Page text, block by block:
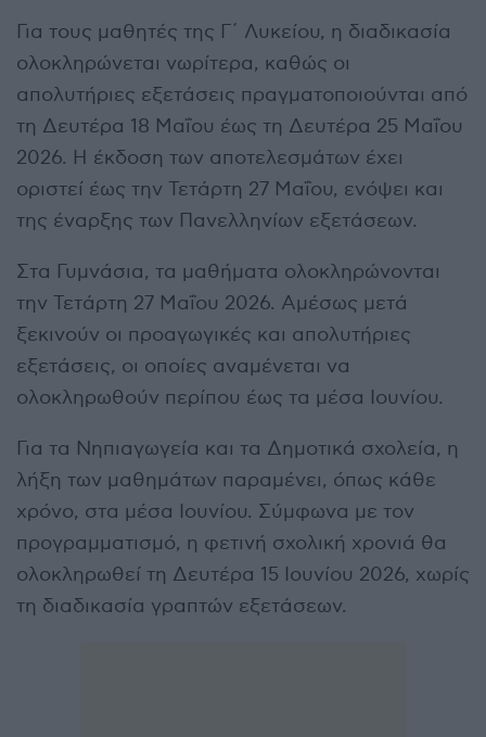
Για τους μαθητές της Γ΄ Λυκείου, η διαδικασία
ολοκληρώνεται νωρίτερα, καθώς οι
απολυτήριες εξετάσεις πραγματοποιούνται από
τη Δευτέρα 18 Μαΐου έως τη Δευτέρα 25 Μαΐου
2026. Η έκδοση των αποτελεσμάτων έχει
οριστεί έως την Τετάρτη 27 Μαΐου, ενόψει και
της έναρξης των Πανελληνίων εξετάσεων.
Στα Γυμνάσια, τα μαθήματα ολοκληρώνονται
την Τετάρτη 27 Μαΐου 2026. Αμέσως μετά
ξεκινούν οι προαγωγικές και απολυτήριες
εξετάσεις, οι οποίες αναμένεται να
ολοκληρωθούν περίπου έως τα μέσα Ιουνίου.
Για τα Νηπιαγωγεία και τα Δημοτικά σχολεία, η
λήξη των μαθημάτων παραμένει, όπως κάθε
χρόνο, στα μέσα Ιουνίου. Σύμφωνα με τον
προγραμματισμό, η φετινή σχολική χρονιά θα
ολοκληρωθεί τη Δευτέρα 15 Ιουνίου 2026, χωρίς
τη διαδικασία γραπτών εξετάσεων.